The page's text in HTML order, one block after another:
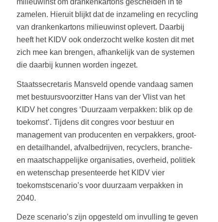
milieuwinst om drankenkartons gescheiden in te
zamelen. Hieruit blijkt dat de inzameling en recycling
van drankenkartons milieuwinst oplevert. Daarbij
heeft het KIDV ook onderzocht welke kosten dit met
zich mee kan brengen, afhankelijk van de systemen
die daarbij kunnen worden ingezet.
Staatssecretaris Mansveld opende vandaag samen
met bestuursvoorzitter Hans van der Vlist van het
KIDV het congres ‘Duurzaam verpakken: blik op de
toekomst’. Tijdens dit congres voor bestuur en
management van producenten en verpakkers, groot-
en detailhandel, afvalbedrijven, recyclers, branche-
en maatschappelijke organisaties, overheid, politiek
en wetenschap presenteerde het KIDV vier
toekomstscenario’s voor duurzaam verpakken in
2040.
Deze scenario’s zijn opgesteld om invulling te geven